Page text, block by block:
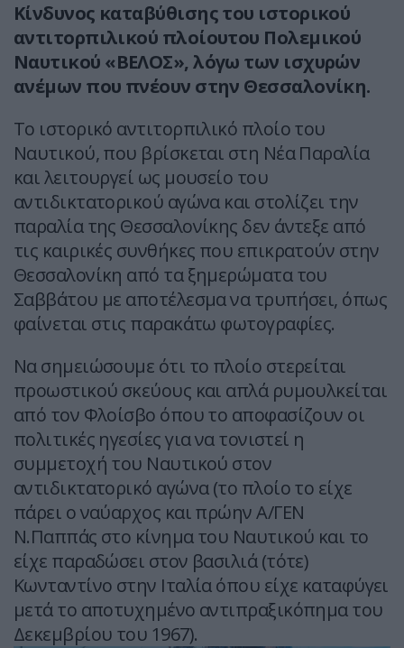
Κίνδυνος καταβύθισης του ιστορικού
αντιτορπιλικού πλοίουτου Πολεμικού
Ναυτικού «ΒΕΛΟΣ», λόγω των ισχυρών
ανέμων που πνέουν στην Θεσσαλονίκη.
Το ιστορικό αντιτορπιλικό πλοίο του
Ναυτικού, που βρίσκεται στη Νέα Παραλία
και λειτουργεί ως μουσείο του
αντιδικτατορικού αγώνα και στολίζει την
παραλία της Θεσσαλονίκης δεν άντεξε από
τις καιρικές συνθήκες που επικρατούν στην
Θεσσαλονίκη από τα ξημερώματα του
Σαββάτου με αποτέλεσμα να τρυπήσει, όπως
φαίνεται στις παρακάτω φωτογραφίες.
Να σημειώσουμε ότι το πλοίο στερείται
προωστικού σκεύους και απλά ρυμουλκείται
από τον Φλοίσβο όπου το αποφασίζουν οι
πολιτικές ηγεσίες για να τονιστεί η
συμμετοχή του Ναυτικού στον
αντιδικτατορικό αγώνα (το πλοίο το είχε
πάρει ο ναύαρχος και πρώην Α/ΓΕΝ
Ν.Παππάς στο κίνημα του Ναυτικού και το
είχε παραδώσει στον βασιλιά (τότε)
Κωνταντίνο στην Ιταλία όπου είχε καταφύγει
μετά το αποτυχημένο αντιπραξικόπημα του
Δεκεμβρίου του 1967).